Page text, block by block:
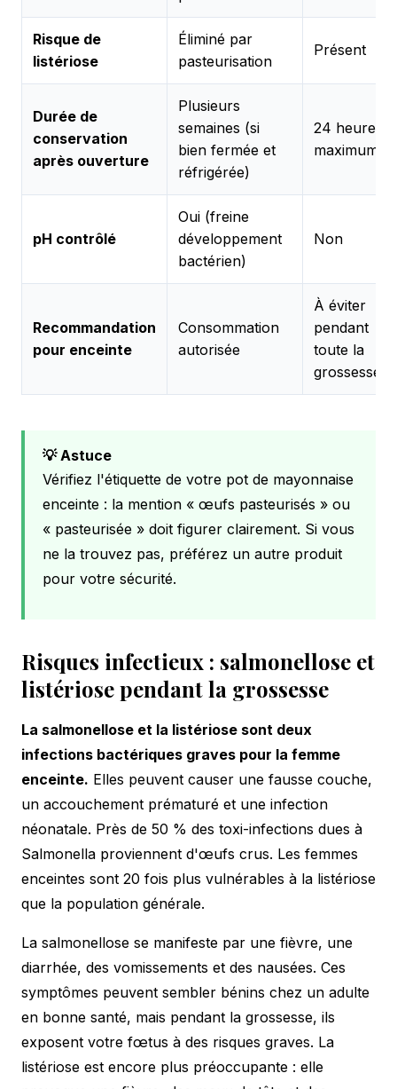
Risque de
listériose
Éliminé par
pasteurisation
Présent
Durée de
conservation
après ouverture
Plusieurs
semaines (si
bien fermée et
réfrigérée)
24 heures
maximum
pH contrôlé
Oui (freine
développement
bactérien)
Non
Recommandation
pour enceinte
Consommation
autorisée
À éviter
pendant
toute la
grossesse
💡 Astuce
Vérifiez l'étiquette de votre pot de mayonnaise
enceinte : la mention « œufs pasteurisés » ou
« pasteurisée » doit figurer clairement. Si vous
ne la trouvez pas, préférez un autre produit
pour votre sécurité.
Risques infectieux : salmonellose et
listériose pendant la grossesse
La salmonellose et la listériose sont deux
infections bactériques graves pour la femme
enceinte. Elles peuvent causer une fausse couche,
un accouchement prématuré et une infection
néonatale. Près de 50 % des toxi-infections dues à
Salmonella proviennent d'œufs crus. Les femmes
enceintes sont 20 fois plus vulnérables à la listériose
que la population générale.
La salmonellose se manifeste par une fièvre, une
diarrhée, des vomissements et des nausées. Ces
symptômes peuvent sembler bénins chez un adulte
en bonne santé, mais pendant la grossesse, ils
exposent votre fœtus à des risques graves. La
listériose est encore plus préoccupante : elle